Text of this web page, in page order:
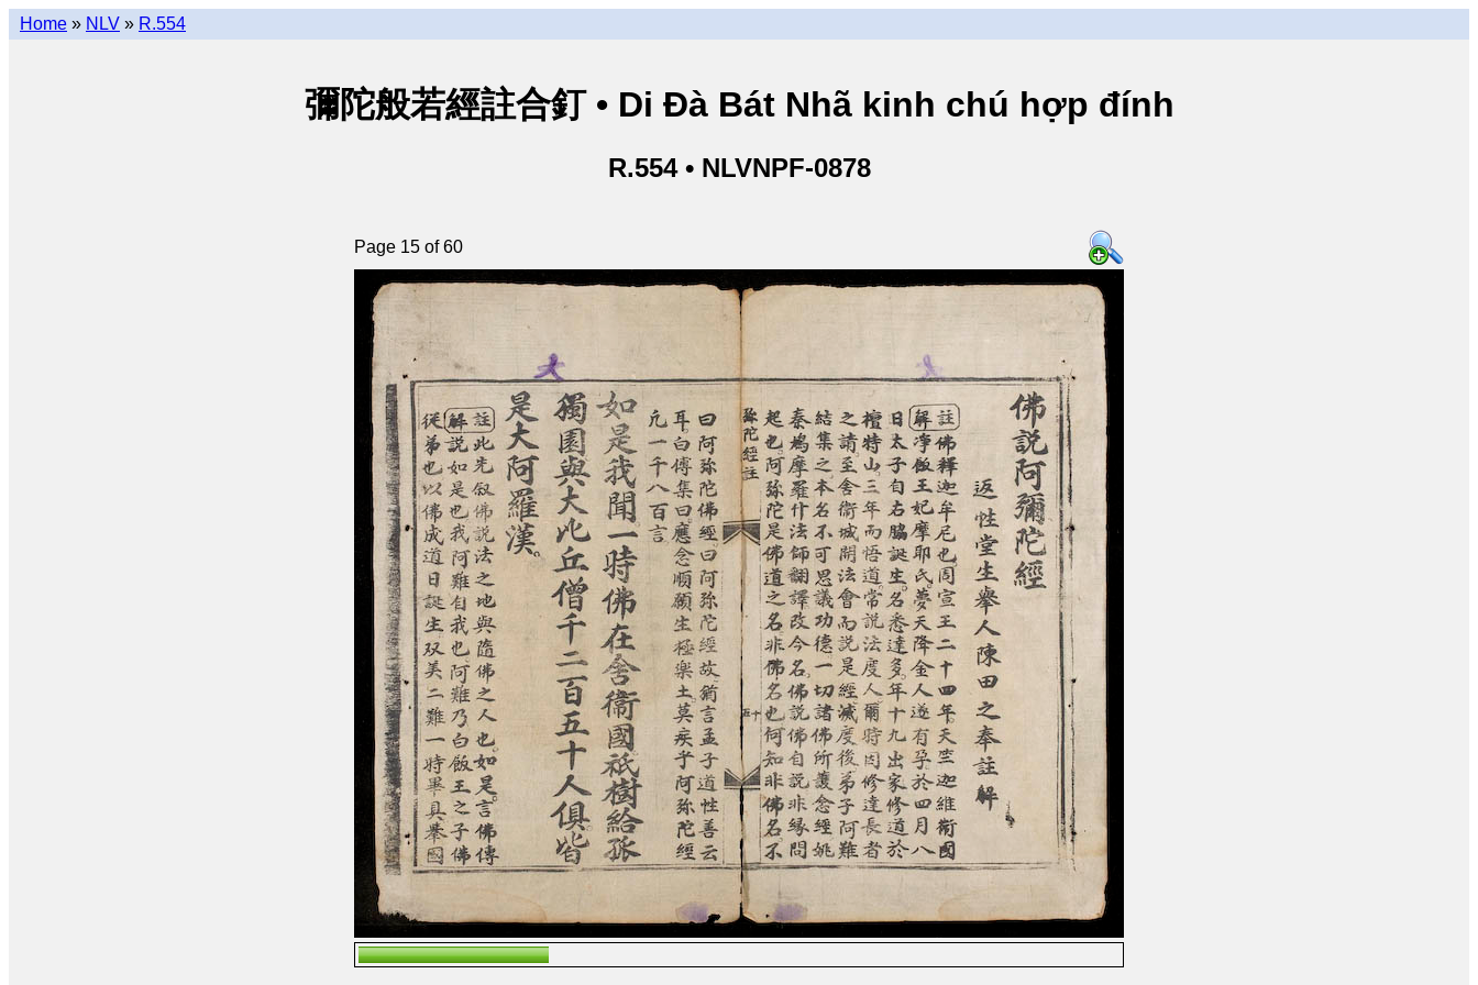
Home » NLV » R.554
彌陀般若經註合釘 • Di Đà Bát Nhã kinh chú hợp đính
R.554 • NLVNPF-0878
Page 15 of 60